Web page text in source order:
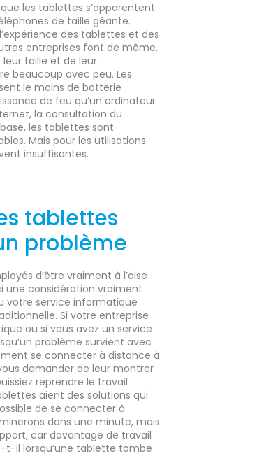
les tablettes s’apparentent
de taille géante.
des tablettes et des
entreprises font de même,
taille et de leur
beaucoup avec peu. Les
le moins de batterie
de feu qu’un ordinateur
la consultation du
les tablettes sont
Mais pour les utilisations
insuffisantes.
tablettes
problème
d’être vraiment à l’aise
une considération vraiment
votre service informatique
Si votre entreprise
ou si vous avez un service
problème survient avec
se connecter à distance à
demander de leur montrer
reprendre le travail
aient des solutions qui
de se connecter à
dans une minute, mais
car davantage de travail
t-il lorsqu’une tablette tombe